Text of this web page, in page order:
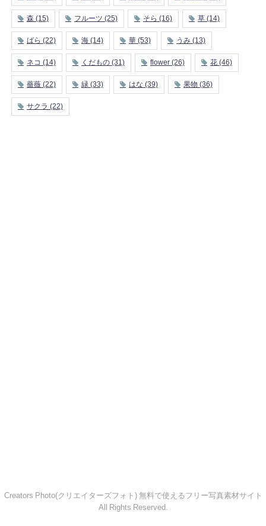
森 (15) フルーツ (25) そら (16) 草 (14)
ばら (22) 海 (14) 華 (53) うみ (13)
ネコ (14) くだもの (31) flower (26) 花 (46)
薔薇 (22) 緑 (33) はな (39) 果物 (36)
サクラ (22)
Creators Photo(クリエイターズフォト) 無料で使えるフリー写真素材サイト
All Rights Reserved.